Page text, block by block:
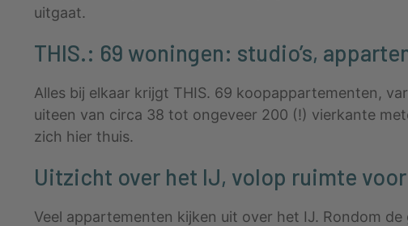
uitgaat.
THIS.: 69 woningen: studio’s,
Alles bij elkaar krijgt THIS. 69 koopappartementen,
uiteen van circa 38 tot ongeveer 200 (!) vierkante
zich hier thuis.
Uitzicht over het IJ, volop ruimte
Veel appartementen kijken uit over het IJ. Rondom de